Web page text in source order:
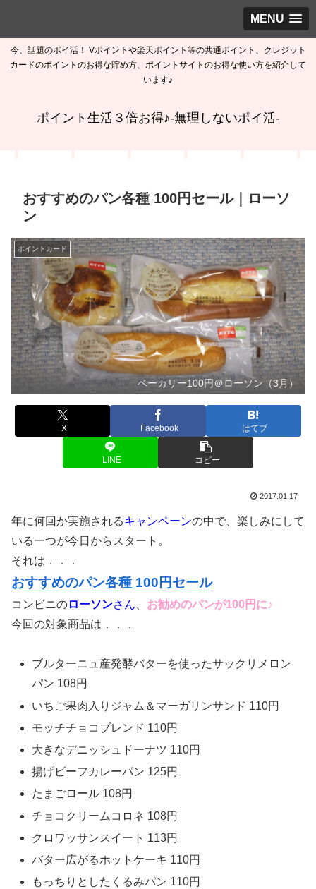
MENU
今、話題のポイ活！ Vポイントや楽天ポイント等の共通ポイント、クレジット
カードのポイントのお得な貯め方、ポイントサイトのお得な使い方を紹介して
います♪
ポイント生活３倍お得♪-無理しないポイ活-
おすすめのパン各種 100円セール｜ローソ
ン
ポイントカード
ベーカリー100円＠ローソン（3月）
X Facebook はてブ
LINE コピー
2017.01.17
年に何回か実施されるキャンペーンの中で、楽しみにして
いる一つが今日からスタート。
それは．．．
おすすめのパン各種 100円セール
コンビニのローソンさん
お勧めのパンが100円に♪
今回の対象商品は．．．
ブルターニュ産発酵バターを使ったサックリメロン
パン 108円
いちご果肉入りジャム＆マーガリンサンド 110円
モッチチョコブレンド 110円
大きなデニッシュドーナツ 110円
揚げビーフカレーパン 125円
たまごロール 108円
チョコクリームコロネ 108円
クロワッサンスイート 113円
バター広がるホットケーキ 110円
もっちりとしたくるみパン 110円